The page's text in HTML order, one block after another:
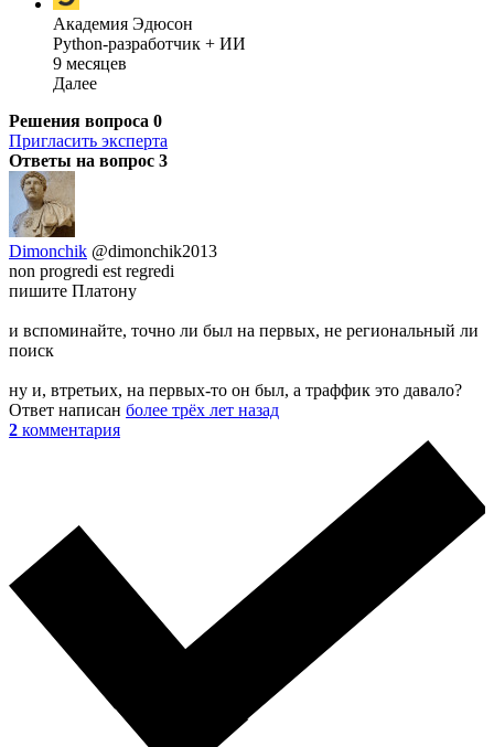
Академия Эдюсон
Python-разработчик + ИИ
9 месяцев
Далее
Решения вопроса 0
Пригласить эксперта
Ответы на вопрос 3
Dimonchik @dimonchik2013
non progredi est regredi
пишите Платону
и вспоминайте, точно ли был на первых, не региональный ли
поиск
ну и, втретьих, на первых-то он был, а траффик это давало?
Ответ написан более трёх лет назад
2 комментария